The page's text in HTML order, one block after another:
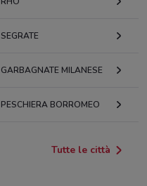
SEGRATE
GARBAGNATE MILANESE
PESCHIERA BORROMEO
Tutte le città